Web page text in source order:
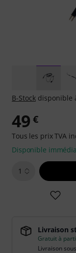
B-Stock disponible
49 €
Tous les prix TVA
Disponible
1
Livraison
Gratuit à
Livraison